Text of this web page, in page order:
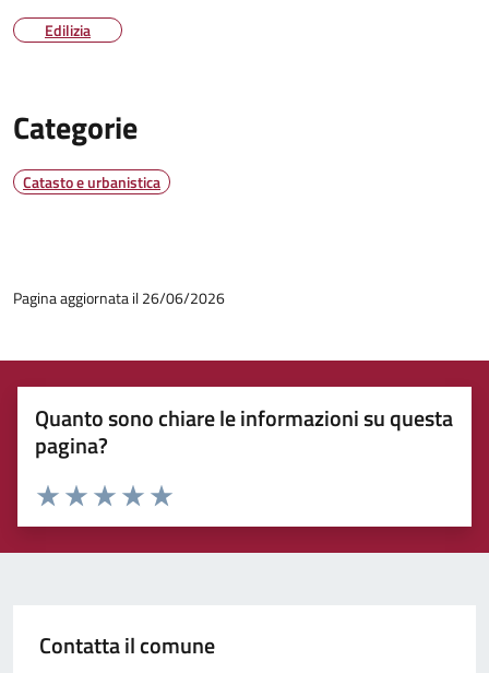
Edilizia
Categorie
Catasto e urbanistica
Pagina aggiornata il 26/06/2026
Quanto sono chiare le informazioni su questa
pagina?
Rating:
Valuta 5 stelle su 5
Valuta 4 stelle su 5
Valuta 3 stelle su 5
Valuta 2 stelle su 5
Valuta 1 stelle su 5
Contatta il comune